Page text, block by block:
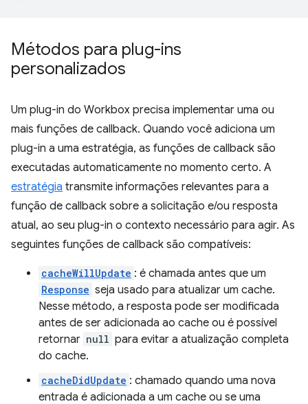
Métodos para plug-ins
personalizados
Um plug-in do Workbox precisa implementar uma ou
mais funções de callback. Quando você adiciona um
plug-in a uma estratégia, as funções de callback são
executadas automaticamente no momento certo. A
estratégia transmite informações relevantes para a
função de callback sobre a solicitação e/ou resposta
atual, ao seu plug-in o contexto necessário para agir. As
seguintes funções de callback são compatíveis:
cacheWillUpdate : é chamada antes que um
Response seja usado para atualizar um cache.
Nesse método, a resposta pode ser modificada
antes de ser adicionada ao cache ou é possível
retornar null para evitar a atualização completa
do cache.
cacheDidUpdate : chamado quando uma nova
entrada é adicionada a um cache ou se uma